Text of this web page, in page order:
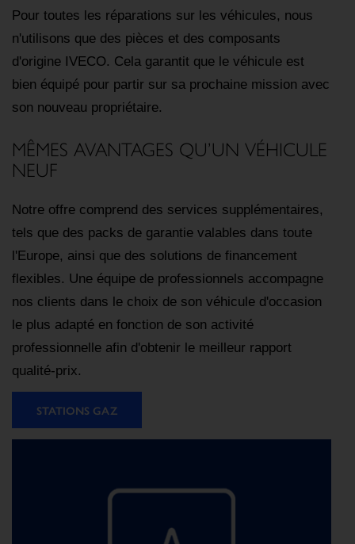
Pour toutes les réparations sur les véhicules, nous
n'utilisons que des pièces et des composants
d'origine IVECO. Cela garantit que le véhicule est
bien équipé pour partir sur sa prochaine mission avec
son nouveau propriétaire.
MÊMES AVANTAGES QU’UN VÉHICULE
NEUF
Notre offre comprend des services supplémentaires,
tels que des packs de garantie valables dans toute
l'Europe, ainsi que des solutions de financement
flexibles. Une équipe de professionnels accompagne
nos clients dans le choix de son véhicule d'occasion
le plus adapté en fonction de son activité
professionnelle afin d'obtenir le meilleur rapport
qualité-prix.
STATIONS GAZ